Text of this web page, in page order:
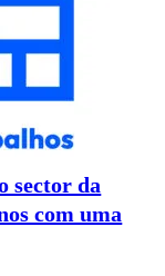
sector da
com uma